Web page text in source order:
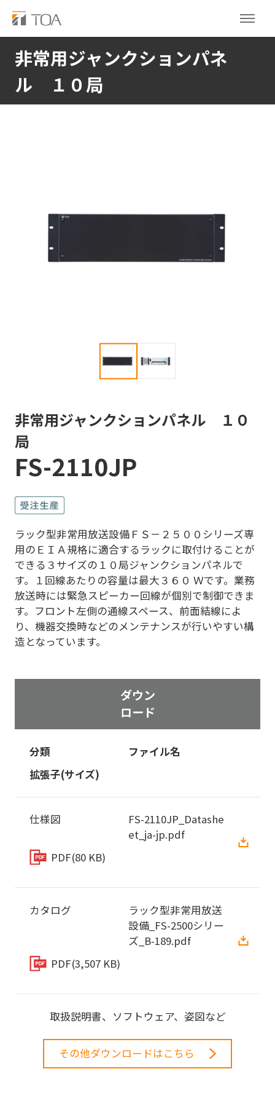
非常用ジャンクションパネ
ル １０局
非常用ジャンクションパネル １０
局
FS-2110JP
ラック型非常用放送設備ＦＳ－２５００シリーズ専
用のＥＩＡ規格に適合するラックに取付けることが
できる３サイズの１０局ジャンクションパネルで
す。１回線あたりの容量は最大３６０ Ｗです。業務
放送時には緊急スピーカー回線が個別で制御できま
す。フロント左側の通線スペース、前面結線によ
り、機器交換時などのメンテナンスが行いやすい構
造となっています。
ダウン
ロード
分類
ファイル名
拡張子(サイズ)
仕様図
FS-2110JP_Datashe
et_ja-jp.pdf
PDF(80 KB)
カタログ
ラック型非常用放送
設備_FS-2500シリー
ズ_B-189.pdf
PDF(3,507 KB)
取扱説明書、ソフトウェア、姿図など
その他ダウンロードはこちら